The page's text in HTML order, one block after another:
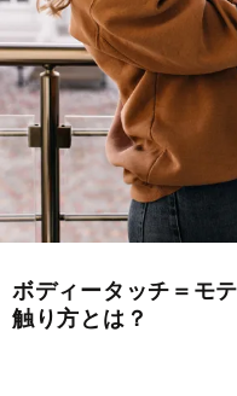
ボディータッチ＝モ
触り方とは？